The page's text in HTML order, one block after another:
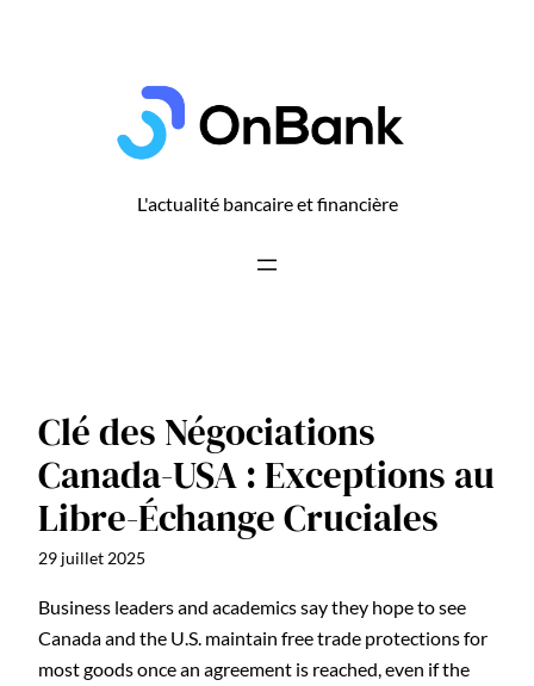
L'actualité bancaire et financière
Clé des Négociations
Canada-USA : Exceptions au
Libre-Échange Cruciales
29 juillet 2025
Business leaders and academics say they hope to see
Canada and the U.S. maintain free trade protections for
most goods once an agreement is reached, even if the